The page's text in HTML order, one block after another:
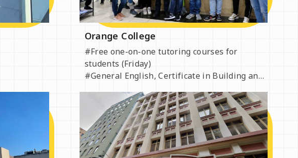
Orange College
#Free one-on-one tutoring courses for
students (Friday)
#General English, Certificate in Building and
Management, white card
#Intake monthly